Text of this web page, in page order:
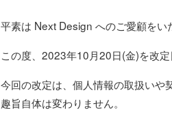
平素は Next Design へのご愛顧をい
この度、2023年10⽉20⽇(金)を改定
今回の改定は、個⼈情報の取扱いや
趣旨⾃体は変わりません。